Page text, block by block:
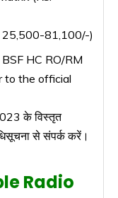
25,500-81,100/-)
HC RO/RM
to the official
के विस्तृत
से संपर्क करें।
Radio